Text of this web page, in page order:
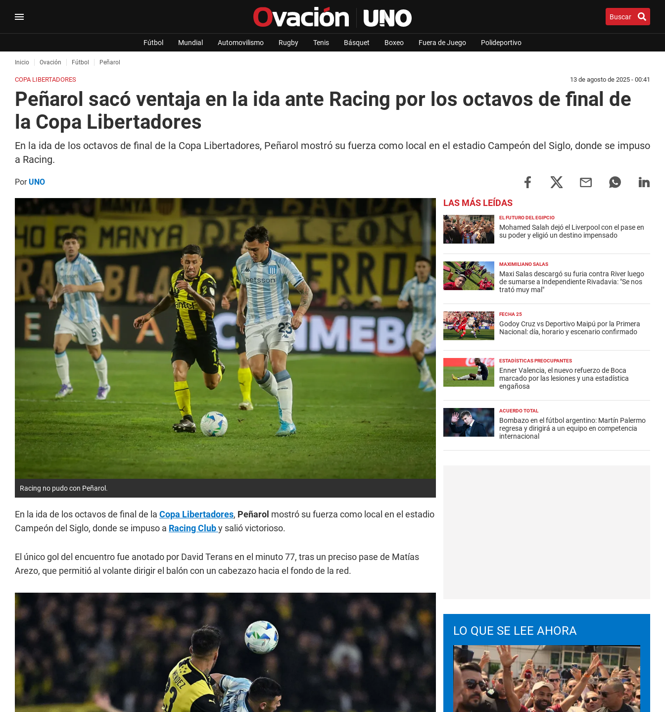
Buscar
Fútbol Mundial Automovilismo Rugby Tenis Básquet Boxeo Fuera de Juego Polideportivo
Inicio Ovación Fútbol Peñarol
COPA LIBERTADORES 13 de agosto de 2025 - 00:41
Peñarol sacó ventaja en la ida ante Racing por los octavos de final de
la Copa Libertadores
En la ida de los octavos de final de la Copa Libertadores, Peñarol mostró su fuerza como local en el estadio Campeón del Siglo, donde se impuso
a Racing.
PorUNO
Racing no pudo con Peñarol.
En la ida de los octavos de final de la Copa Libertadores, Peñarol mostró su fuerza como local en el estadio
Campeón del Siglo, donde se impuso a Racing Cluby salió victorioso.
El único gol del encuentro fue anotado por David Terans en el minuto 77, tras un preciso pase de Matías
Arezo, que permitió al volante dirigir el balón con un cabezazo hacia el fondo de la red.
LAS MÁS LEÍDAS
EL FUTURO DEL EGIPCIO
Mohamed Salah dejó el Liverpool con el pase en
su poder y eligió un destino impensado
MAXIMILIANO SALAS
Maxi Salas descargó su furia contra River luego
de sumarse a Independiente Rivadavia: "Se nos
trató muy mal"
FECHA 25
Godoy Cruz vs Deportivo Maipú por la Primera
Nacional: día, horario y escenario confirmado
ESTADÍSTICAS PREOCUPANTES
Enner Valencia, el nuevo refuerzo de Boca
marcado por las lesiones y una estadística
engañosa
ACUERDO TOTAL
Bombazo en el fútbol argentino: Martín Palermo
regresa y dirigirá a un equipo en competencia
internacional
LO QUE SE LEE AHORA